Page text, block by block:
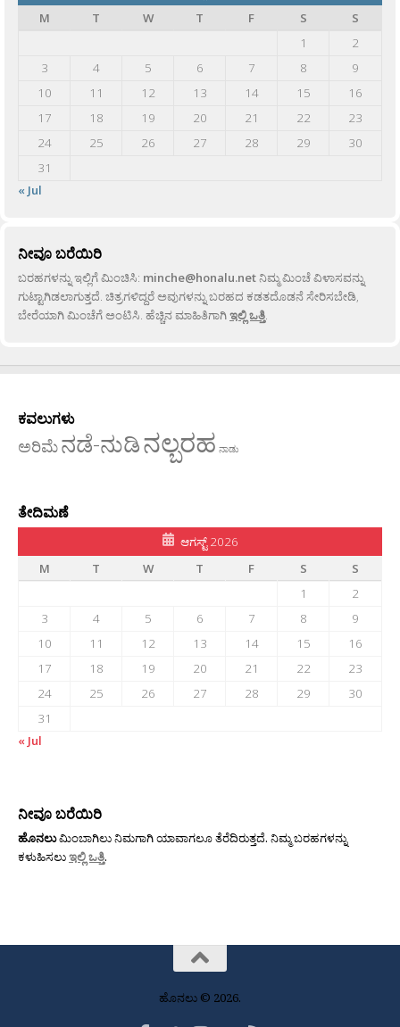
M
T W T F S
S
1
2
3
4 5 6 7 8
9
10
11 12 13 14 15
16
17
18 19 20 21 22
23
24
25 26 27 28 29
30
31
« Jul
ನೀವೂ ಬರೆಯಿರಿ
ಬರಹಗಳನ್ನು ಇಲ್ಲಿಗೆ ಮಿಂಚಿಸಿ: minche@honalu.netನಿಮ್ಮ ಮಿಂಚೆ ವಿಳಾಸವನ್ನು
ಗುಟ್ಟಾಗಿಡಲಾಗುತ್ತದೆ. ಚಿತ್ರಗಳಿದ್ದರೆ ಅವುಗಳನ್ನು ಬರಹದ ಕಡತದೊಡನೆ ಸೇರಿಸಬೇಡಿ,
ಬೇರೆಯಾಗಿ ಮಿಂಚೆಗೆ ಅಂಟಿಸಿ. ಹೆಚ್ಚಿನ ಮಾಹಿತಿಗಾಗಿಇಲ್ಲಿ ಒತ್ತಿ.
ಕವಲುಗಳು
ಅರಿಮೆನಡೆ-ನುಡಿನಲ್ಬರಹ ನಾಡು
ತೇದಿಮಣೆ
ಆಗಸ್ಟ್ 2026
M
T W T F S
S
1
2
3
4 5 6 7 8
9
10
11 12 13 14 15
16
17
18 19 20 21 22
23
24
25 26 27 28 29
30
31
« Jul
ನೀವೂ ಬರೆಯಿರಿ
ಹೊನಲುಮಿಂಬಾಗಿಲು ನಿಮಗಾಗಿ ಯಾವಾಗಲೂ ತೆರೆದಿರುತ್ತದೆ. ನಿಮ್ಮ ಬರಹಗಳನ್ನು
ಕಳುಹಿಸಲುಇಲ್ಲಿ ಒತ್ತಿ.
ಹೊನಲು © 2026.